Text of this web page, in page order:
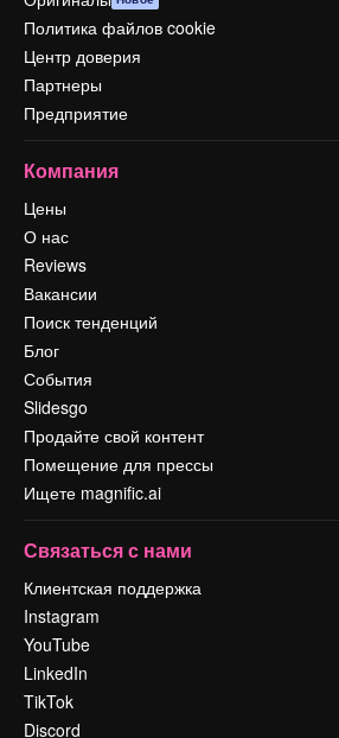
Политика файлов cookie
Центр доверия
Партнеры
Предприятие
Компания
Цены
О нас
Reviews
Вакансии
Поиск тенденций
Блог
События
Slidesgo
Продайте свой контент
Помещение для прессы
Ищете magnific.ai
Связаться с нами
Клиентская поддержка
Instagram
YouTube
LinkedIn
TikTok
Discord